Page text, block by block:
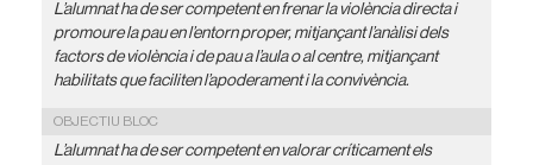
L’alumnat ha de ser competent en frenar la violència directa i
promoure la pau en l’entorn proper, mitjançant l’anàlisi dels
factors de violència i de pau a l’aula o al centre, mitjançant
habilitats que faciliten l’apoderament i la convivència.
OBJECTIU BLOC
L’alumnat ha de ser competent en valorar críticament els